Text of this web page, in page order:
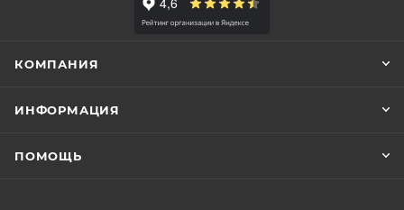
КОМПАНИЯ
ИНФОРМАЦИЯ
ПОМОЩЬ